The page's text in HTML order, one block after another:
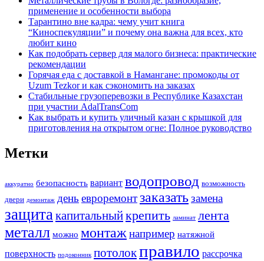
применение и особенности выбора
Тарантино вне кадра: чему учит книга
“Киноспекуляции” и почему она важна для всех, кто
любит кино
Как подобрать сервер для малого бизнеса: практические
рекомендации
Горячая еда с доставкой в Намангане: промокоды от
Uzum Tezkor и как сэкономить на заказах
Стабильные грузоперевозки в Республике Казахстан
при участии AdalTransCom
Как выбрать и купить уличный казан с крышкой для
приготовления на открытом огне: Полное руководство
Метки
аккуратно безопасность вариант водопровод возможность
двери демонтаж день евроремонтзаказатьзамена
защитакапитальныйкрепить ламинат лента
металл можно монтажнапример натяжной
поверхность подоконник потолокправило рассрочка